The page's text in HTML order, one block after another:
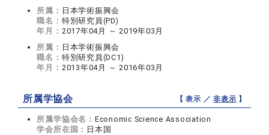
所属： 日本学術振興会
職名： 特別研究員(PD)
年月： 2017年04月 ～ 2019年03月
所属： 日本学術振興会
職名： 特別研究員(DC1)
年月： 2013年04月 ～ 2016年03月
所属学協会 【 表示 ／非表示 】
所属学協会名： Economic Science Association
学会所在国： 日本国